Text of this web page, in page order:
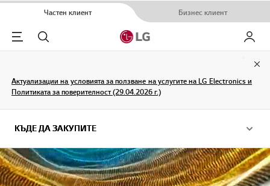
Частен клиент Бизнес клиент
Menu
Търсене Моят
Актуализации на условията за ползване на услугите на LG Electronics и
Политиката за поверителност (29.04.2026 г.)
КЪДЕ ДА ЗАКУПИТЕ
КЪДЕ ДА ЗАКУПИТЕ